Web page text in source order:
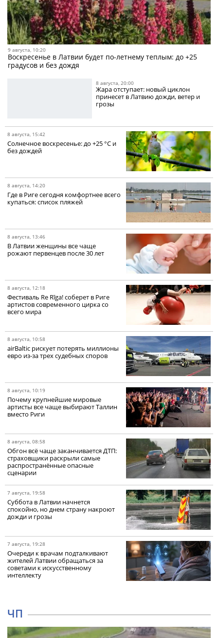
9 августа, 10:20
Воскресенье в Латвии будет по-летнему теплым: до +25
градусов и без дождя
8 августа, 20:00
Жара отступает: новый циклон
принесет в Латвию дожди, ветер и
грозы
8 августа, 15:42
Солнечное воскресенье: до +25 °C и
без дождей
8 августа, 14:20
Где в Риге сегодня комфортнее всего
купаться: список пляжей
8 августа, 13:46
В Латвии женщины все чаще
рожают первенцев после 30 лет
8 августа, 12:18
Фестиваль Re Rīga! соберет в Риге
артистов современного цирка со
всего мира
8 августа, 10:58
airBaltic рискует потерять миллионы
евро из-за трех судебных споров
8 августа, 10:19
Почему крупнейшие мировые
артисты все чаще выбирают Таллин
вместо Риги
8 августа, 08:58
Обгон всё чаще заканчивается ДТП:
страховщики раскрыли самые
распространённые опасные
сценарии
7 августа, 19:58
Суббота в Латвии начнется
спокойно, но днем страну накроют
дожди и грозы
7 августа, 19:28
Очереди к врачам подталкивают
жителей Латвии обращаться за
советами к искусственному
интеллекту
ЧП